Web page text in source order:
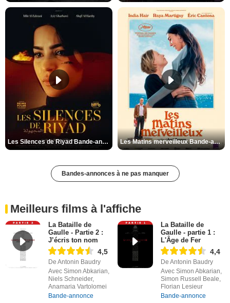
Les Silences de Riyad Bande-annonce VO STFR Les Matins merveilleux Bande-annonce VF
Bandes-annonces à ne pas manquer
Meilleurs films à l'affiche
La Bataille de
Gaulle - Partie 2 :
J’écris ton nom
4,5
De Antonin Baudry
Avec Simon Abkarian,
Niels Schneider,
Anamaria Vartolomei
Bande-annonce
La Bataille de
Gaulle - partie 1 :
L'Âge de Fer
4,4
De Antonin Baudry
Avec Simon Abkarian,
Simon Russell Beale,
Florian Lesieur
Bande-annonce